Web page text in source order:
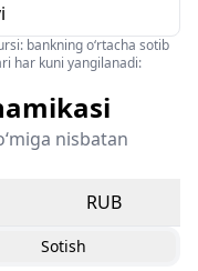
bankning o‘rtacha sotib
har kuni yangilanadi:
nisbatan
RUB
Sotish